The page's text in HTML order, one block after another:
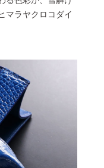
マラヤクロコダイ